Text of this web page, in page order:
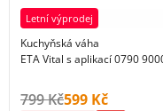
Letní výprodej
Kuchyňská váha
ETA Vital s aplikací 0790
Původní cena s DPH:
799 KčCena s DPH:
599 Kč